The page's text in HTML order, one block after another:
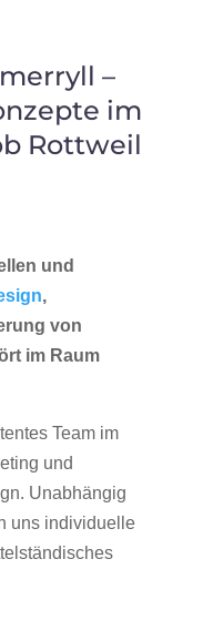
–
im
Rottweil
und
,
von
im Raum
Team im
und
Unabhängig
uns individuelle